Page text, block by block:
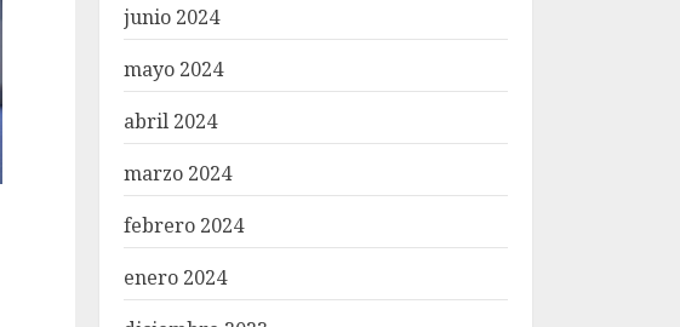
junio 2024
mayo 2024
abril 2024
marzo 2024
febrero 2024
enero 2024